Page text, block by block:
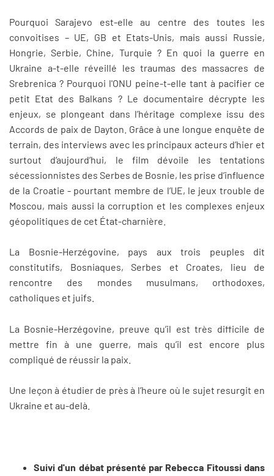
Pourquoi Sarajevo est-elle au centre des toutes les
convoitises – UE, GB et Etats-Unis, mais aussi Russie,
Hongrie, Serbie, Chine, Turquie ? En quoi la guerre en
Ukraine a-t-elle réveillé les traumas des massacres de
Srebrenica ? Pourquoi l'ONU peine-t-elle tant à pacifier ce
petit Etat des Balkans ? Le documentaire décrypte les
enjeux, se plongeant dans l’héritage complexe issu des
Accords de paix de Dayton. Grâce à une longue enquête de
terrain, des interviews avec les principaux acteurs d’hier et
surtout d‘aujourd’hui, le film dévoile les tentations
sécessionnistes des Serbes de Bosnie, les prise d’influence
de la Croatie - pourtant membre de l’UE, le jeux trouble de
Moscou, mais aussi la corruption et les complexes enjeux
géopolitiques de cet État-charnière.
La Bosnie-Herzégovine, pays aux trois peuples dit
constitutifs, Bosniaques, Serbes et Croates, lieu de
rencontre des mondes musulmans, orthodoxes,
catholiques et juifs.
La Bosnie-Herzégovine, preuve qu’il est très difficile de
mettre fin à une guerre, mais qu’il est encore plus
compliqué de réussir la paix.
Une leçon à étudier de près à l’heure où le sujet resurgit en
Ukraine et au-delà.
Suivi d'un débat présenté par Rebecca Fitoussi dans